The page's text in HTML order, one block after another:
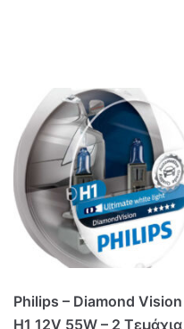
Philips – Diamond Vision
H1 12V 55W – 2 Τεμάχια